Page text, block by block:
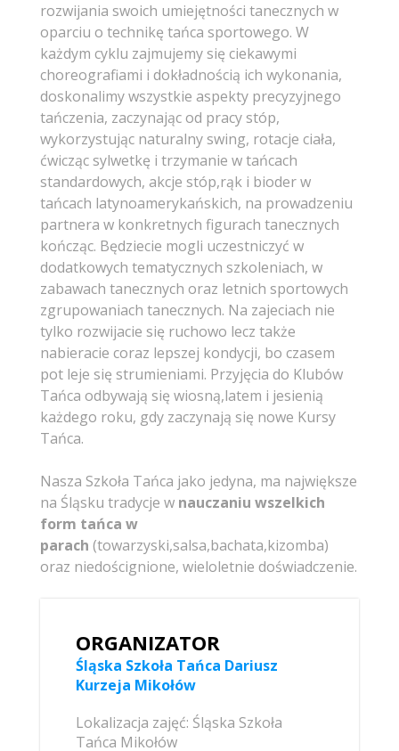
rozwijania swoich umiejętności tanecznych w
oparciu o technikę tańca sportowego. W
każdym cyklu zajmujemy się ciekawymi
choreografiami i dokładnością ich wykonania,
doskonalimy wszystkie aspekty precyzyjnego
tańczenia, zaczynając od pracy stóp,
wykorzystując naturalny swing, rotacje ciała,
ćwicząc sylwetkę i trzymanie w tańcach
standardowych, akcje stóp,rąk i bioder w
tańcach latynoamerykańskich, na prowadzeniu
partnera w konkretnych figurach tanecznych
kończąc. Będziecie mogli uczestniczyć w
dodatkowych tematycznych szkoleniach, w
zabawach tanecznych oraz letnich sportowych
zgrupowaniach tanecznych. Na zajeciach nie
tylko rozwijacie się ruchowo lecz także
nabieracie coraz lepszej kondycji, bo czasem
pot leje się strumieniami. Przyjęcia do Klubów
Tańca odbywają się wiosną,latem i jesienią
każdego roku, gdy zaczynają się nowe Kursy
Tańca.
Nasza Szkoła Tańca jako jedyna, ma największe
na Śląsku tradycje w nauczaniu wszelkich
form tańca w
parach (towarzyski,salsa,bachata,kizomba)
oraz niedoścignione, wieloletnie doświadczenie.
ORGANIZATOR
Śląska Szkoła Tańca Dariusz
Kurzeja Mikołów
Lokalizacja zajęć: Śląska Szkoła
Tańca Mikołów